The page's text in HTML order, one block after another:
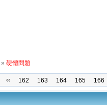
» 硬體問題
‹‹ 162 163 164 165 166